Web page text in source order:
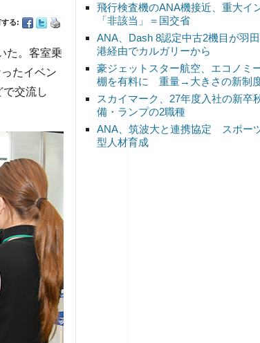
飛行検査機のANA機接近、重大イ
「非該当」＝国交省
ANA、Dash 8認定中古2機目が羽
港経由でカルガリーから
豪ジェットスター航空、エコノミ
棚を有料に 重量→大きさの新制
スカイマーク、27年度入社の新
備・ランプの2職種
ANA、筑波大と連携協定 スポー
型人材育成
する:
た。客室乗
たイベン
交流し